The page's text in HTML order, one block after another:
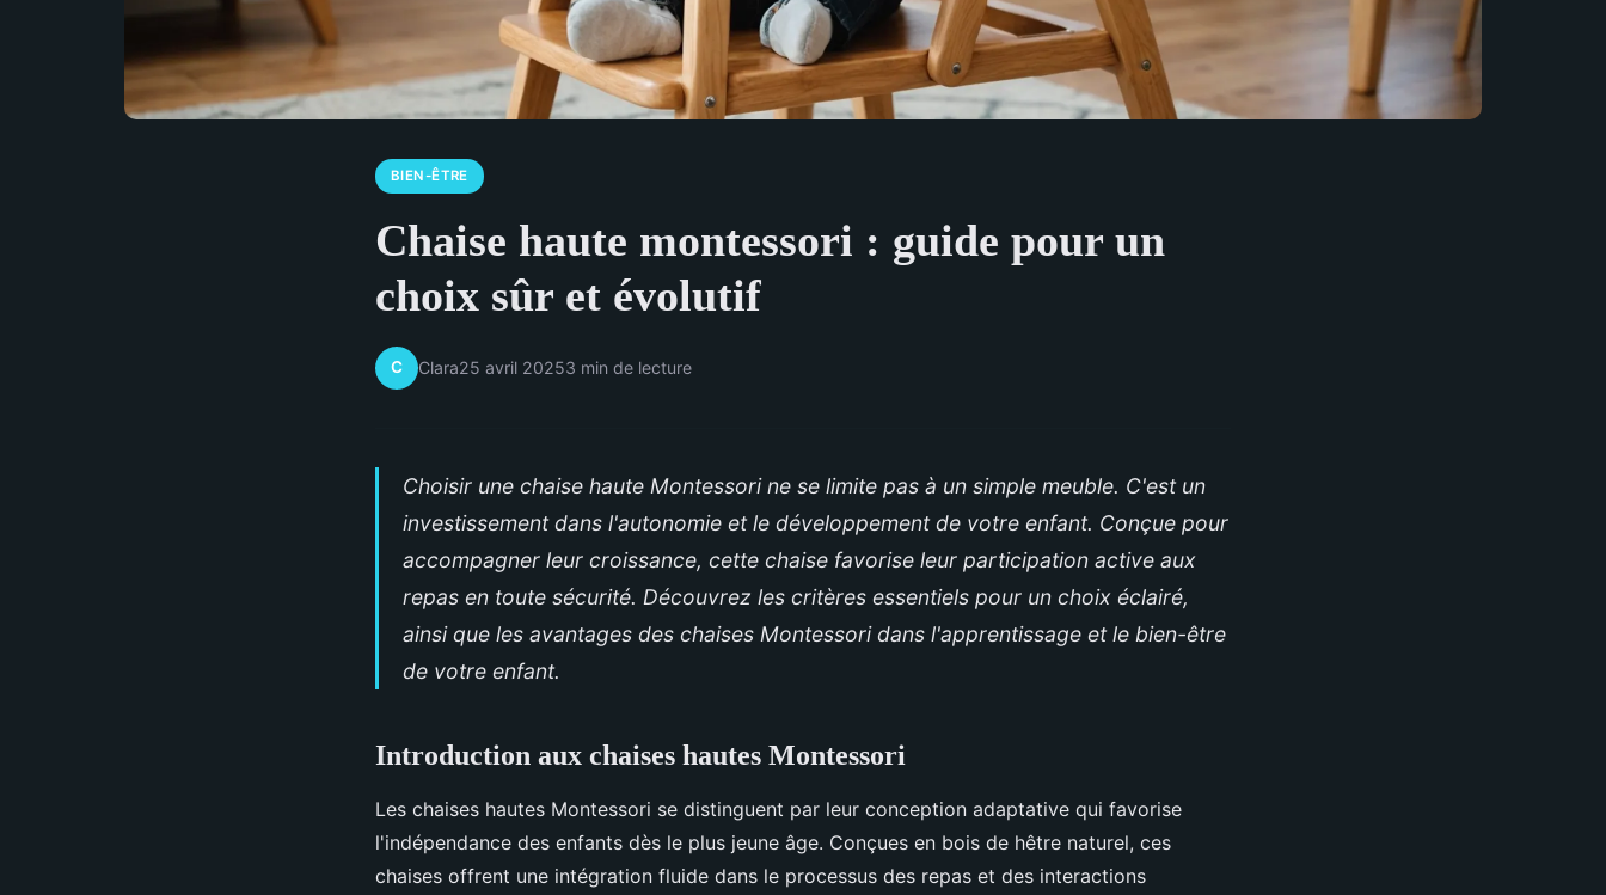
BIEN-ÊTRE
Chaise haute montessori : guide pour un
choix sûr et évolutif
C Clara25 avril 20253 min de lecture
Choisir une chaise haute Montessori ne se limite pas à un simple meuble. C'est un
investissement dans l'autonomie et le développement de votre enfant. Conçue pour
accompagner leur croissance, cette chaise favorise leur participation active aux
repas en toute sécurité. Découvrez les critères essentiels pour un choix éclairé,
ainsi que les avantages des chaises Montessori dans l'apprentissage et le bien-être
de votre enfant.
Introduction aux chaises hautes Montessori
Les chaises hautes Montessori se distinguent par leur conception adaptative qui favorise
l'indépendance des enfants dès le plus jeune âge. Conçues en bois de hêtre naturel, ces
chaises offrent une intégration fluide dans le processus des repas et des interactions